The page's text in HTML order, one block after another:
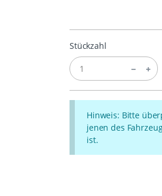
Stückzahl
Hinweis: Bitte
jenen des
ist.